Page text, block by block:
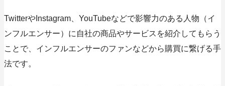
TwitterやInstagram、YouTubeなどで影響力のある人物（イ
ンフルエンサー）に自社の商品やサービスを紹介してもらう
ことで、インフルエンサーのファンなどから購買に繋げる手
法です。